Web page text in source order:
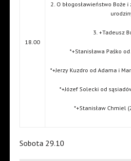
18.00
2. O błogosławieństwo Boże
3. +Tadeusz
*+Stanisława Paśko
*+Jerzy Kuzdro od Adama i
*+Józef Solecki od
*+Stanisław Chmiel
Sobota 29.10